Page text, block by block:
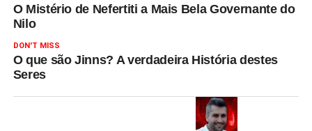
O Mistério de Nefertiti a Mais Bela Governante do
Nilo
DON'T MISS
O que são Jinns? A verdadeira História destes
Seres